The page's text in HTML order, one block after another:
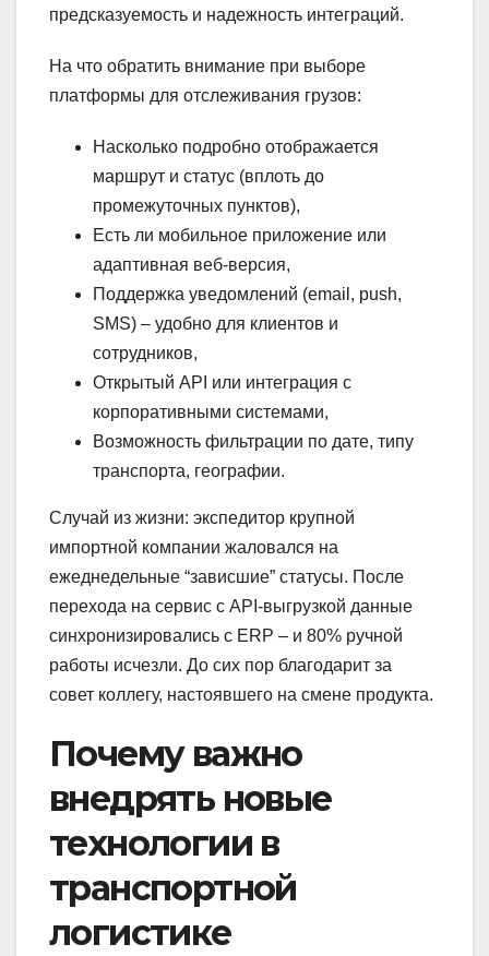
предсказуемость и надежность интеграций.
На что обратить внимание при выборе
платформы для отслеживания грузов:
Насколько подробно отображается
маршрут и статус (вплоть до
промежуточных пунктов),
Есть ли мобильное приложение или
адаптивная веб-версия,
Поддержка уведомлений (email, push,
SMS) – удобно для клиентов и
сотрудников,
Открытый API или интеграция с
корпоративными системами,
Возможность фильтрации по дате, типу
транспорта, географии.
Случай из жизни: экспедитор крупной
импортной компании жаловался на
ежеднедельные “зависшие” статусы. После
перехода на сервис с API-выгрузкой данные
синхронизировались с ERP – и 80% ручной
работы исчезли. До сих пор благодарит за
совет коллегу, настоявшего на смене продукта.
Почему важно
внедрять новые
технологии в
транспортной
логистике